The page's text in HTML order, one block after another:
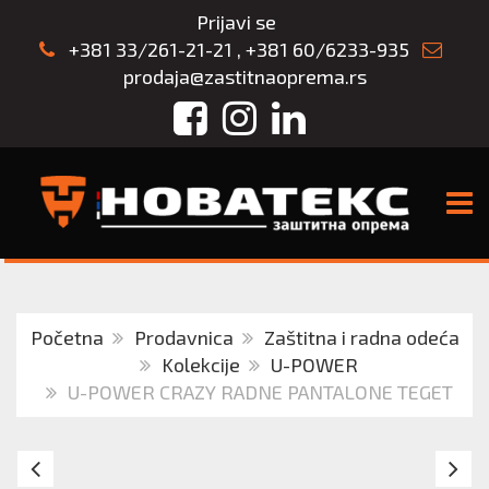
Prijavi se
+381 33/261-21-21 , +381 60/6233-935
prodaja@zastitnaoprema.rs
FacebookInstagram
LinkedIn
Početna Prodavnica
Zaštitna i radna odeća
Kolekcije
U-POWER
U-POWER CRAZY RADNE PANTALONE TEGET
U-